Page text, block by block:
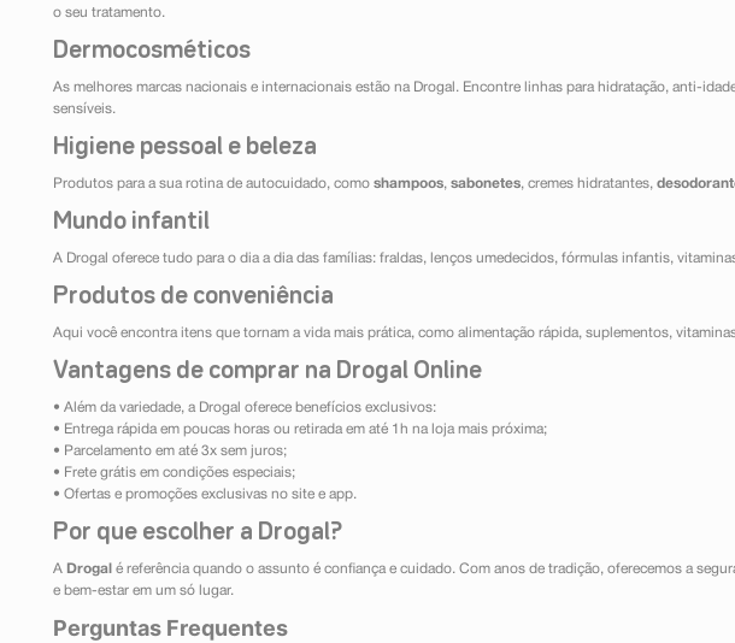
o seu tratamento.
Dermocosméticos
As melhores marcas nacionais e internacionais estão na Drogal. Encontre linhas para hidratação, anti-
sensíveis.
Higiene pessoal e beleza
Produtos para a sua rotina de autocuidado, como shampoos, sabonetes, cremes hidratantes,
Mundo infantil
A Drogal oferece tudo para o dia a dia das famílias: fraldas, lenços umedecidos, fórmulas infantis,
Produtos de conveniência
Aqui você encontra itens que tornam a vida mais prática, como alimentação rápida, suplementos,
Vantagens de comprar na Drogal Online
• Além da variedade, a Drogal oferece benefícios exclusivos:
• Entrega rápida em poucas horas ou retirada em até 1h na loja mais próxima;
• Parcelamento em até 3x sem juros;
• Frete grátis em condições especiais;
• Ofertas e promoções exclusivas no site e app.
Por que escolher a Drogal?
A Drogal é referência quando o assunto é confiança e cuidado. Com anos de tradição, oferecemos a
e bem-estar em um só lugar.
Perguntas Frequentes